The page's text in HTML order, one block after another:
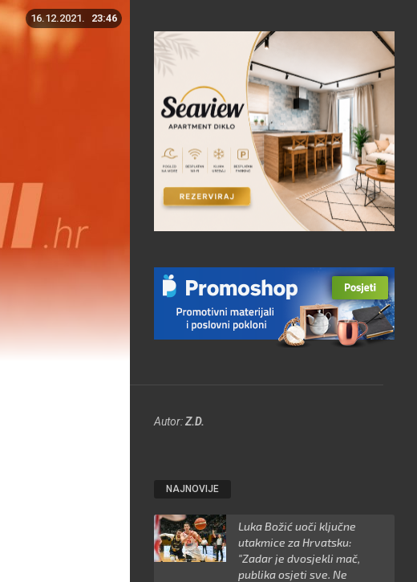
16.12.2021. 23:46
Autor:Z.D.
NAJNOVIJE
Luka Božić uoči ključne
utakmice za Hrvatsku:
"Zadar je dvosjekli mač,
publika osjeti sve. Ne